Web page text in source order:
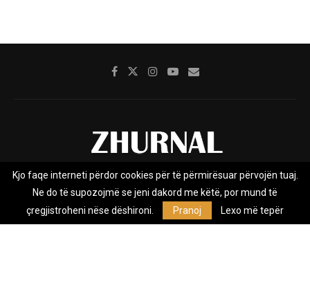
Rreth nesh Impresumi Marketing
Kontakt
Privacy Policy
Zhurnal.mk është Agjenci e Lajmeve e pavarur, e themeluar në vitin
Kjo faqe interneti përdor cookies për të përmirësuar përvojën tuaj.
Ne do të supozojmë se jeni dakord me këtë, por mund të
çregjistroheni nëse dëshironi.
Pranoj Lexo më tepër